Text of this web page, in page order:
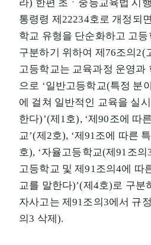
라) 한편 초ㆍ중등교육법 시
통령령 제22234호로 개정되
학교 유형을 단순화하고 고
구분하기 위하여 제76조의2(
고등학교는 교육과정 운영과
으로 ‘일반고등학교(특정 분
에 걸쳐 일반적인 교육을 실
한다)’(제1호), ‘제90조에 따
교’(제2호), ‘제91조에 따른
호), ‘자율고등학교(제91조
고등학교 및 제91조의4에 따
교를 말한다)’(제4호)로 구분
자사고는 제91조의3에서 규
의3 삭제).